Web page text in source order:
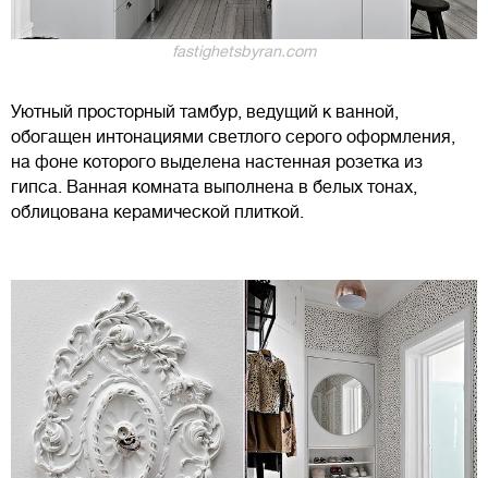
fastighetsbyran.com
Уютный просторный тамбур, ведущий к ванной,
обогащен интонациями светлого серого оформления,
на фоне которого выделена настенная розетка из
гипса. Ванная комната выполнена в белых тонах,
облицована керамической плиткой.